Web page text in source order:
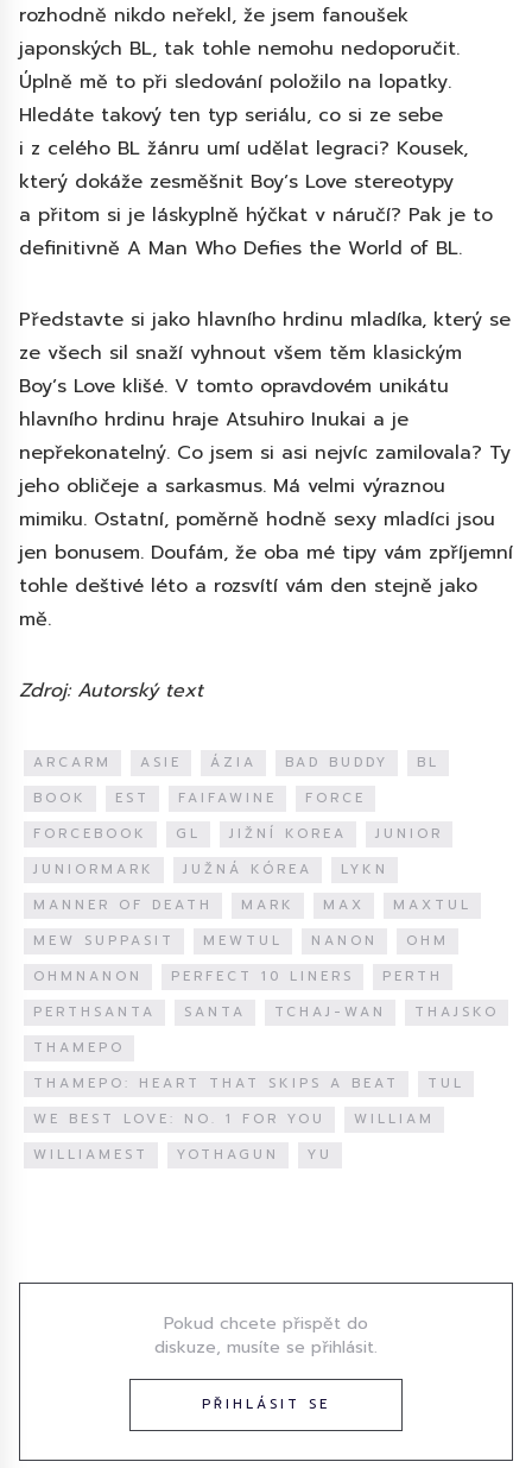
rozhodně nikdo neřekl, že jsem fanoušek
japonských BL, tak tohle nemohu nedoporučit.
Úplně mě to při sledování položilo na lopatky.
Hledáte takový ten typ seriálu, co si ze sebe
i z celého BL žánru umí udělat legraci? Kousek,
který dokáže zesměšnit Boyʼs Love stereotypy
a přitom si je láskyplně hýčkat v náručí? Pak je to
definitivně A Man Who Defies the World of BL.
Představte si jako hlavního hrdinu mladíka, který se
ze všech sil snaží vyhnout všem těm klasickým
Boyʼs Love klišé. V tomto opravdovém unikátu
hlavního hrdinu hraje Atsuhiro Inukai a je
nepřekonatelný. Co jsem si asi nejvíc zamilovala? Ty
jeho obličeje a sarkasmus. Má velmi výraznou
mimiku. Ostatní, poměrně hodně sexy mladíci jsou
jen bonusem. Doufám, že oba mé tipy vám zpříjemní
tohle deštivé léto a rozsvítí vám den stejně jako
mě.
Zdroj: Autorský text
ARCARM ASIE ÁZIA BAD BUDDY
BL
BOOK
EST FAIFAWINE
FORCE
FORCEBOOK
GL JIŽNÍ KOREA
JUNIOR
JUNIORMARK
JUŽNÁ KÓREA
LYKN
MANNER OF DEATH
MARK MAX
MAXTUL
MEW SUPPASIT
MEWTUL NANON
OHM
OHMNANON
PERFECT 10 LINERS
PERTH
PERTHSANTA
SANTA TCHAJ-WAN
THAJSKO
THAMEPO
THAMEPO: HEART THAT SKIPS A BEAT
TUL
WE BEST LOVE: NO. 1 FOR YOU
WILLIAM
WILLIAMEST
YOTHAGUN YU
Pokud chcete přispět do
diskuze, musíte se přihlásit.
PŘIHLÁSIT SE